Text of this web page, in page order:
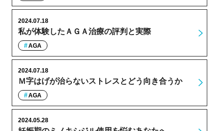
私が体験したＡＧＡ治療の評判と実際
2024.07.18
AGA
Ｍ字はげが治らないストレスとどう向き合うか
2024.07.18
AGA
2024.05.28